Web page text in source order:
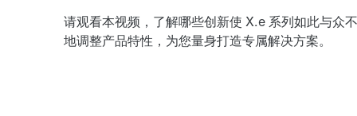
请观看本视频，了解哪些创新使 X.e 系列如此与众
地调整产品特性，为您量身打造专属解决方案。